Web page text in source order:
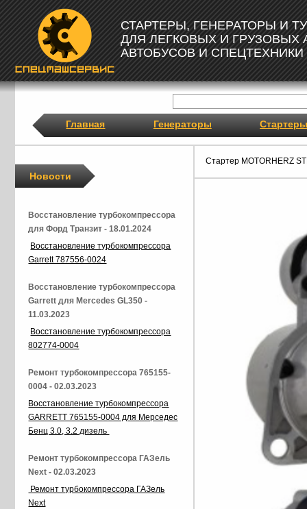
СТАРТЕРЫ, ГЕНЕРАТОРЫ И
ДЛЯ ЛЕГКОВЫХ И ГРУЗОВЫХ
АВТОБУСОВ И СПЕЦТЕХНИКИ
Главная Генераторы Стартеры
Стартер MOTORHERZ
Новости
Восстановление турбокомпрессора
для Форд Транзит - 18.01.2024
Восстановление турбокомпрессора
Garrett 787556-0024
Восстановление турбокомпрессора
Garrett для Mercedes GL350 -
11.03.2023
Восстановление турбокомпрессора
802774-0004
Ремонт турбокомпрессора 765155-
0004 - 02.03.2023
Восстановление турбокомпрессора
GARRETT 765155-0004 для Мерседес
Бенц 3.0, 3.2 дизель
Ремонт турбокомпрессора ГАЗель
Next - 02.03.2023
Ремонт турбокомпрессора ГАЗель
Next